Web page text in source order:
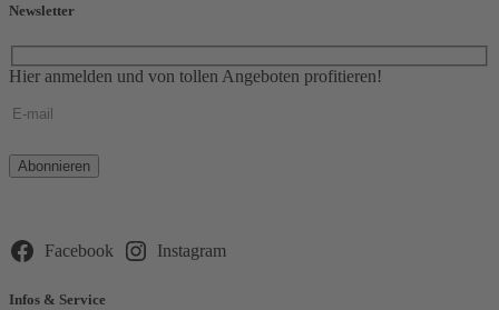
Newsletter
Hier anmelden und von tollen Angeboten profitieren!
Bitte
lasse
leer.
Facebook Instagram
Infos & Service